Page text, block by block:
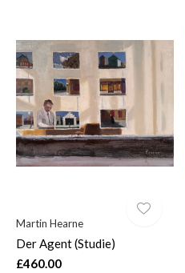
Martin Hearne
Der Agent (Studie)
£460.00